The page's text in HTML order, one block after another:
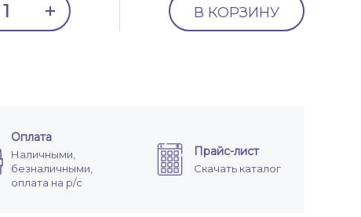
В КОРЗИНУ
Оплата
Наличными,
безналичными,
оплата на р/с
Прайс-лист
Скачать каталог